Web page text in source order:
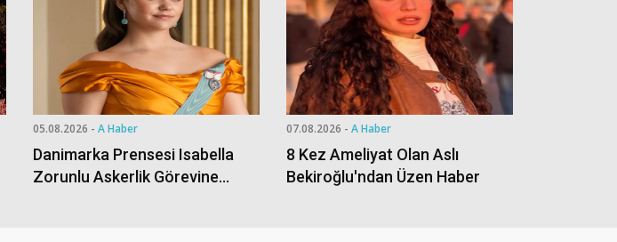
05.08.2026 - A Haber
Danimarka Prensesi Isabella
Zorunlu Askerlik Görevine
07.08.2026 - A Haber
8 Kez Ameliyat Olan Aslı
Bekiroğlu'ndan Üzen Haber